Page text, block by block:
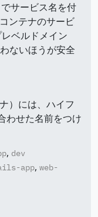
でサービス名を付
ンテナのサービ
ベルドメイン
ないほうが安全
）には、ハイフ
わせた名前をつけ
, dev
app, web-